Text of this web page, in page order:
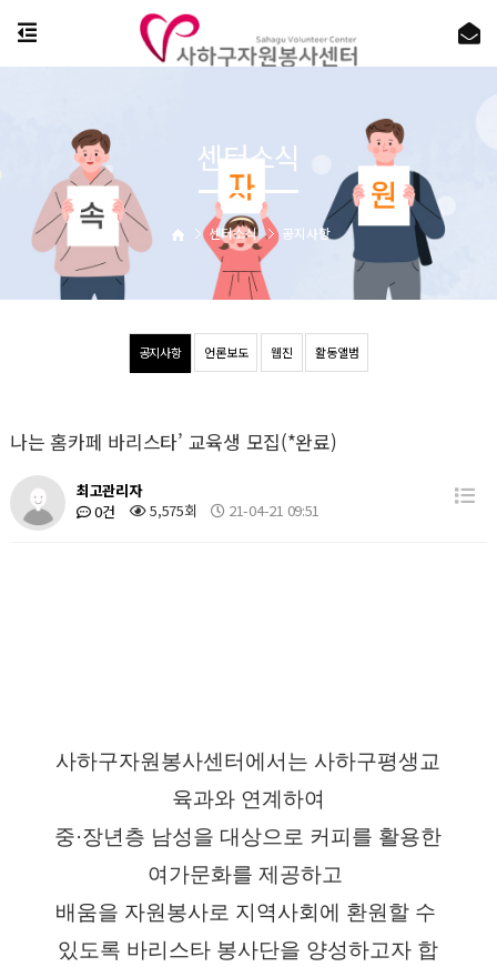
공지사항 언론보도 웹진 활동앨범
센터소식 공지사항
센터소식
나는 홈카페 바리스타’ 교육생 모집(*완료)
최고관리자
0건
5,575회 21-04-21 09:51
사하구자원봉사센터에서는 사하구평생교
육과와 연계하여
중·장년층 남성을 대상으로 커피를 활용한
여가문화를 제공하고
배움을 자원봉사로 지역사회에 환원할 수
있도록 바리스타 봉사단을 양성하고자 합